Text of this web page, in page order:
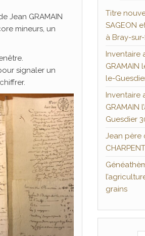
Jean GRAMAIN
mineurs, un
signaler un
Titre
SAGEON
à Bray-
Inventaire
GRAMAIN
le-
Inventaire
GRAMAIN
Guesdier
Jean père
grains